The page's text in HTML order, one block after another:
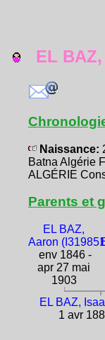
EL BAZ,
Naissance:
Batna Algérie
ALGÉRIE
Parents et
EL BAZ,
Aaron
env 1846 -
apr 27 mai
1903
EL BAZ,
1 avr